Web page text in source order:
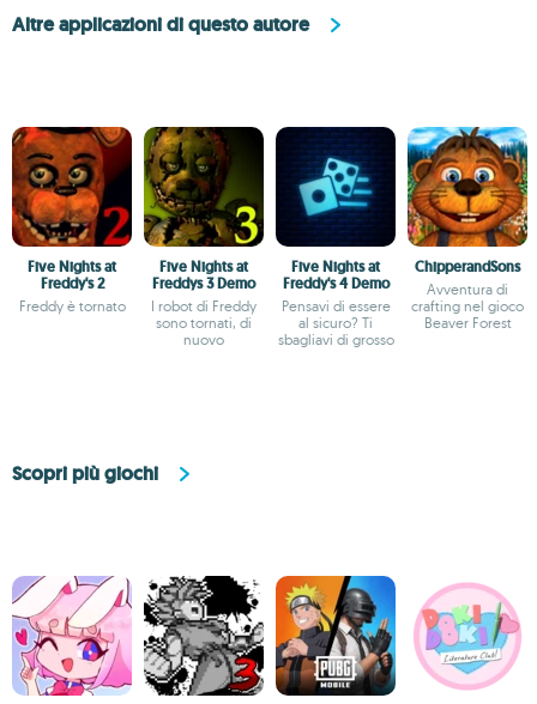
Altre applicazioni di questo autore
Five Nights at
Freddy's 2
Freddy è tornato
Five Nights at
Freddys 3 Demo
I robot di Freddy
sono tornati, di
nuovo
Five Nights at
Freddy's 4 Demo
Pensavi di essere
al sicuro? Ti
sbagliavi di grosso
ChipperandSons
Avventura di
crafting nel gioco
Beaver Forest
Scopri più giochi